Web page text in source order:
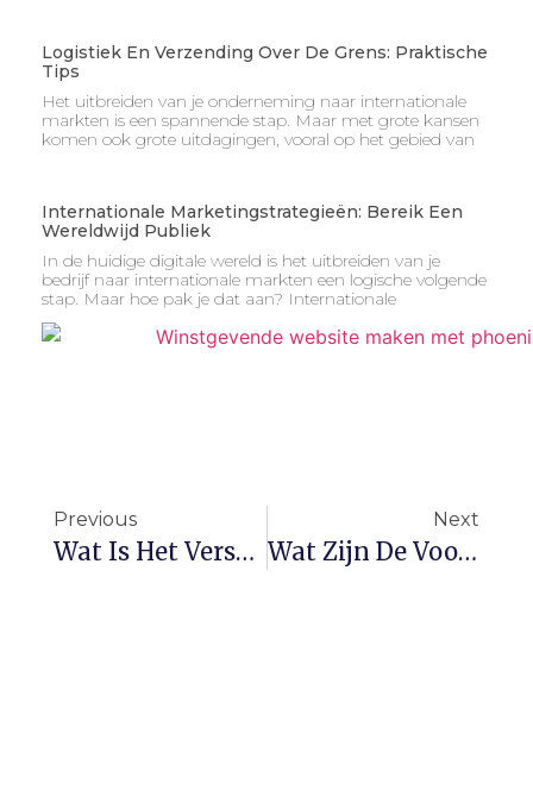
Logistiek En Verzending Over De Grens: Praktische
Tips
Het uitbreiden van je onderneming naar internationale
markten is een spannende stap. Maar met grote kansen
komen ook grote uitdagingen, vooral op het gebied van
Internationale Marketingstrategieën: Bereik Een
Wereldwijd Publiek
In de huidige digitale wereld is het uitbreiden van je
bedrijf naar internationale markten een logische volgende
stap. Maar hoe pak je dat aan? Internationale
Previous
Wat Is Het Verschil Tussen SEO En SEA?
Next
Wat Zijn De Voordelen Van Een Zakelijke Instagram?